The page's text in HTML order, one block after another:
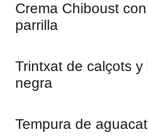
Crema Chiboust
parrilla
Trintxat de calçots y
negra
Tempura de